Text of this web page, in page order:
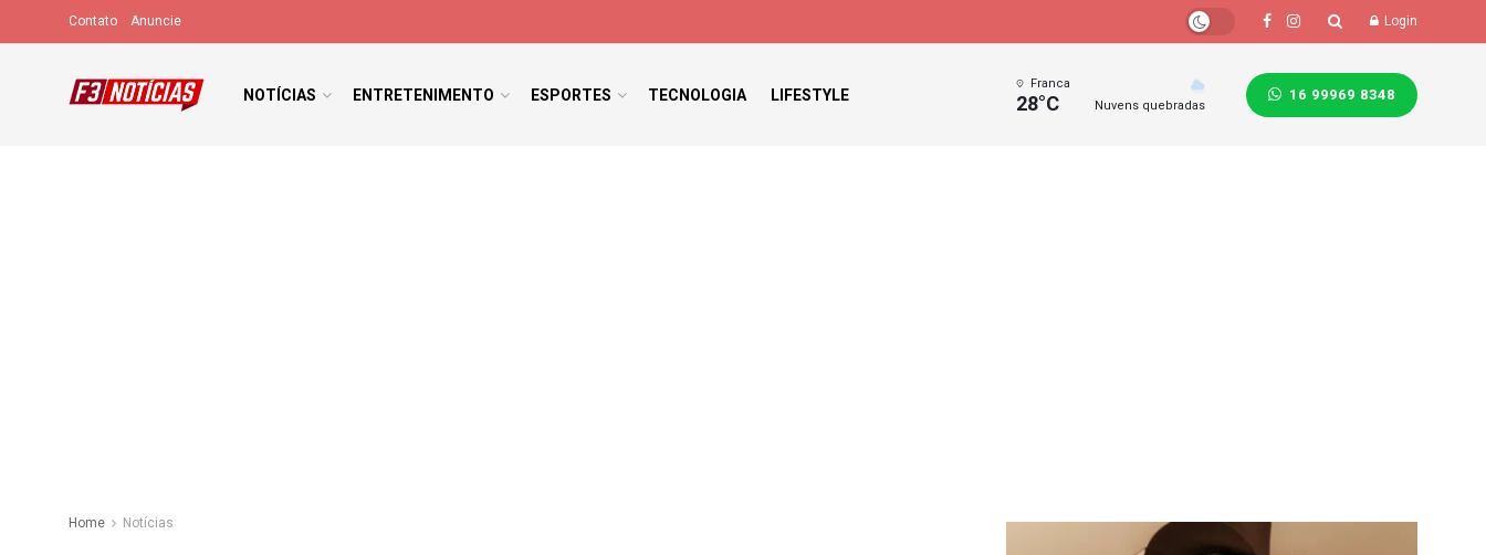
Contato Anuncie Login
NOTÍCIAS ENTRETENIMENTO ESPORTES TECNOLOGIA LIFESTYLE
Franca
28°C Nuvens quebradas
16 99969 8348
Home Notícias